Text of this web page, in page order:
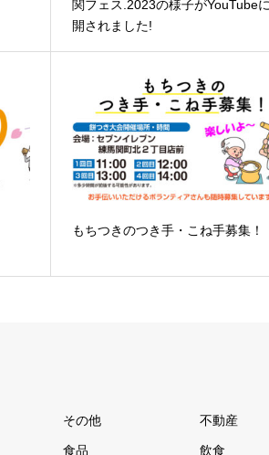
関フェス.2023の様子がYouTube
開されました!
もちつきのつき手・こね手募集！
その他 不動産
食品 飲食